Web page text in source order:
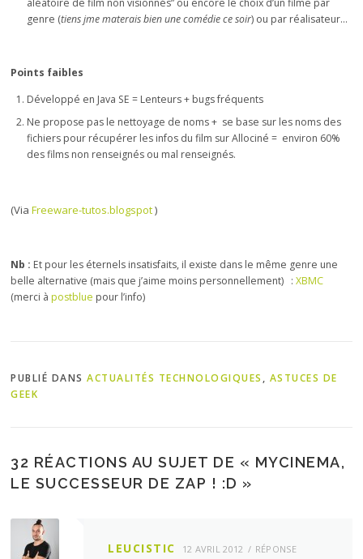
genre (tiens jme materais bien une comédie ce soir) ou par réalisateur…
Points faibles
Développé en Java SE = Lenteurs + bugs fréquents
Ne propose pas le nettoyage de noms + se base sur les noms des
fichiers pour récupérer les infos du film sur Allociné = environ 60%
des films non renseignés ou mal renseignés.
(ViaFreeware-tutos.blogspot)
Nb : Et pour les éternels insatisfaits, il existe dans le même genre une
belle alternative (mais que j’aime moins personnellement) : XBMC
(merci àpostblue pour l’info)
PUBLIÉ DANSACTUALITÉS TECHNOLOGIQUES , ASTUCES DE
GEEK
32 RÉACTIONS AU SUJET DE « MYCINEMA,
LE SUCCESSEUR DE ZAP ! :D »
LEUCISTIC 12 AVRIL 2012 RÉPONSE